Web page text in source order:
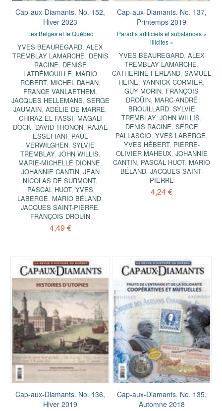
Cap-aux-Diamants. No. 152,
Hiver 2023
Les Belges et le Québec
YVES BEAUREGARD,ALEX
TREMBLAY LAMARCHE, DENIS
RACINE, DENISE
LATRÉMOUILLE, MARIO
ROBERT, MICHEL DAHAN,
FRANCE VANLAETHEM,
JACQUES HELLEMANS, SERGE
JAUMAIN,ADÉLIE DE MARRE,
CHIRAZ EL FASSI, MAGALI
DOCK, DAVID THONON, RAJAE
ESSEFIANI, PAUL
VERWILGHEN,SYLVIE
TREMBLAY, JOHN WILLIS,
MARIE-MICHELLE DIONNE,
JOHANNIE CANTIN, JEAN
NICOLAS DE SURMONT,
PASCAL HUOT,YVES
LABERGE, MARIO BÉLAND,
JACQUES SAINT-PIERRE,
FRANÇOIS DROÜIN
4,49 €
Cap-aux-Diamants. No. 137,
Printemps 2019
Paradis artificiels et substances «
illicites »
YVES BEAUREGARD, ALEX
TREMBLAY LAMARCHE,
CATHERINE FERLAND,SAMUEL
HEINE,YANNICK CORMIER,
GUY MORIN, FRANÇOIS
DROÜIN, MARC-ANDRÉ
BROUILLARD, SYLVIE
TREMBLAY,JOHN WILLIS,
DENIS RACINE, SERGE
PALLASCIO,YVES LABERGE,
YVES HÉBERT, PIERRE-
OLIVIER MAHEUX, JOHANNIE
CANTIN, PASCAL HUOT, MARIO
BÉLAND, JACQUES SAINT-
PIERRE
4,24 €
Cap-aux-Diamants. No. 136,
Hiver 2019
Cap-aux-Diamants. No. 135,
Automne 2018